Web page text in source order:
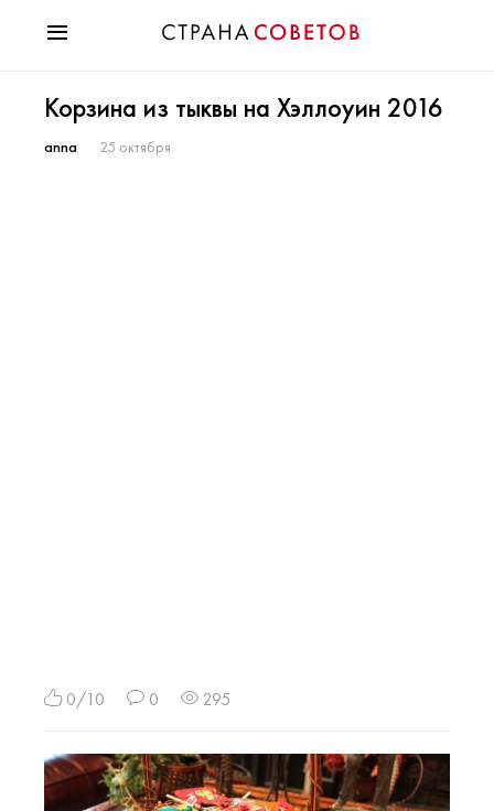
Мода
Звезды
Корзина из тыквы на Хэллоуин 2016
anna 25 октября
0/10 0 295